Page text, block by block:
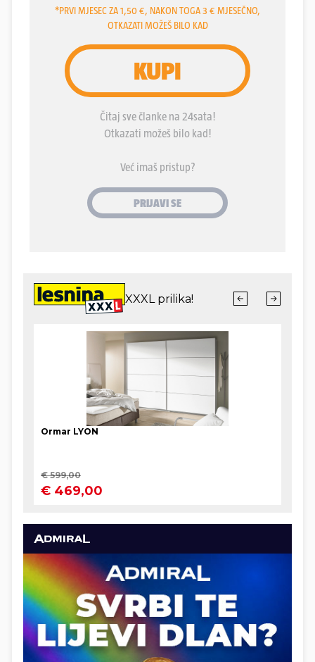
igrice su profitirali svi osim Sovjeta, kojima su
automatski pripala prava, te njezinog kreatora
Alekseja Pažitnova. Puno je bilo tu sumnjivih
ugovora, prevara, pritisaka... Kako je to već praksa
kad ljudi prepoznaju priliku za zaradom. O Tetrisu
je prošle godine i snimljen i sasvim solidan igrani
film u kojem glavnu ulogu igra Taron Egerton
Likovi po kojima je sniman film zadovoljni su
preuveličavanja. Tako to ide u Hollywoodu. A
ovako su se stvari zapravo razvijale...